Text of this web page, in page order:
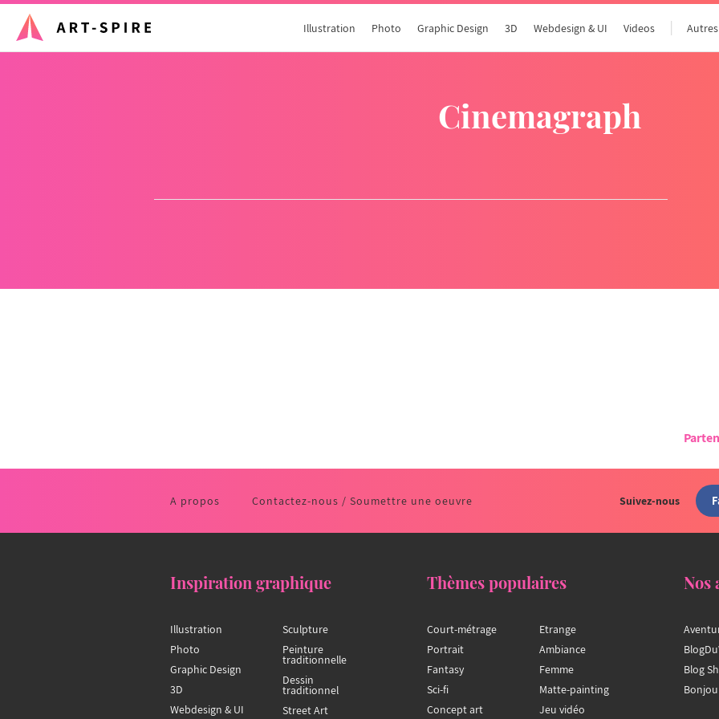
Illustration Photo Graphic Design 3D Webdesign & UI Videos Autres
cinemagraph
A propos Contactez-nous / Soumettre une oeuvre Suivez-nous
Inspiration graphique
Illustration
Photo
Graphic Design
3D
Webdesign & UI
Sculpture
Peinture
traditionnelle
Dessin
traditionnel
Street Art
Thèmes populaires
Court-métrage
Portrait
Fantasy
Sci-fi
Concept art
Etrange
Ambiance
Femme
Matte-painting
Jeu vidéo
Nos
Blog